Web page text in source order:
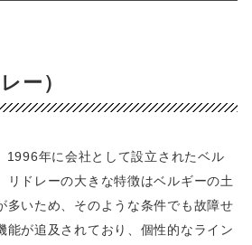
ー）
1996年に会社として設立されたベル
リドレーの大きな特徴はベルギーの土
多いため、そのような条件でも故障せ
能が追及されており、個性的なライン